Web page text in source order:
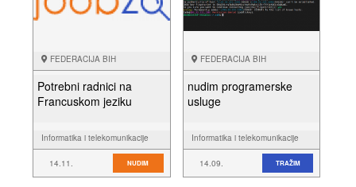
FEDERACIJA BIH
Potrebni radnici na
Francuskom jeziku
Informatika i telekomunikacije
14.11. NUDIM
FEDERACIJA BIH
nudim programerske
usluge
Informatika i telekomunikacije
14.09. TRAŽIM